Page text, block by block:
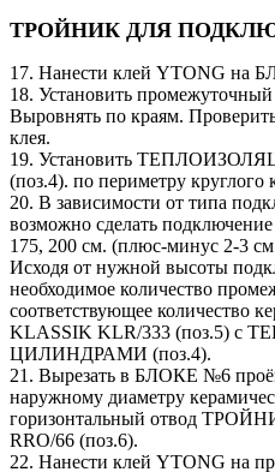
ТРОЙНИК ДЛЯ
17. Нанести клей YTONG на
18. Установить
Выровнять по краям.
клея.
19. Установить
(поз.4). по периметру
20. В зависимости от типа
возможно сделать
175, 200 см. (плюс-минус 2-3
Исходя от нужной высоты
необходимое количество
соответствующее количество
KLASSIK KLR/333 (поз.5)
ЦИЛИНДРАМИ (поз.4).
21. Вырезать в БЛОКЕ №6
наружному диаметру
горизонтальный отвод
RRO/66 (поз.6).
22. Нанести клей YTONG на